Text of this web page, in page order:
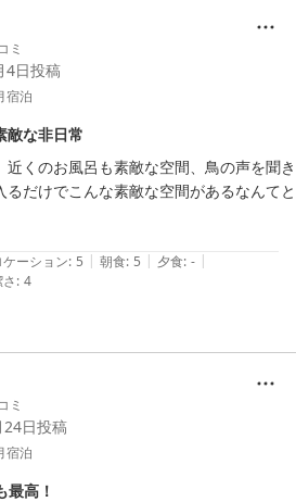
ミ
4日投稿
宿泊
敵な非日常
くのお風呂も素敵な空間、鳥の声を聞き
るだけでこんな素敵な空間があるなんてと
た。
なってきた頃に行きたいと思います。
ケーション: 5 | 朝食: 5 | 夕食: - |
: 4
ミ
日投稿
宿泊
最高！